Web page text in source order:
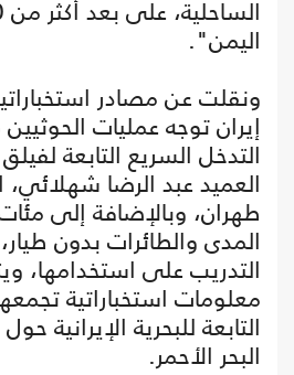
اليمن".
ونقلت عن مصادر
إيران توجه عمليات
التدخل السريع التابعة
العميد عبد الرضا
طهران، وبالإضافة إلى
المدى والطائرات بدون
التدريب على استخدامها،
معلومات استخباراتية
التابعة للبحرية الإيرانية
البحر الأحمر.